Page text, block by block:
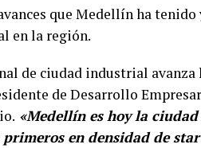
que Medellín ha
en la región.
de ciudad industrial avanza
de Desarrollo
«Medellín es hoy la ciudad
en densidad de